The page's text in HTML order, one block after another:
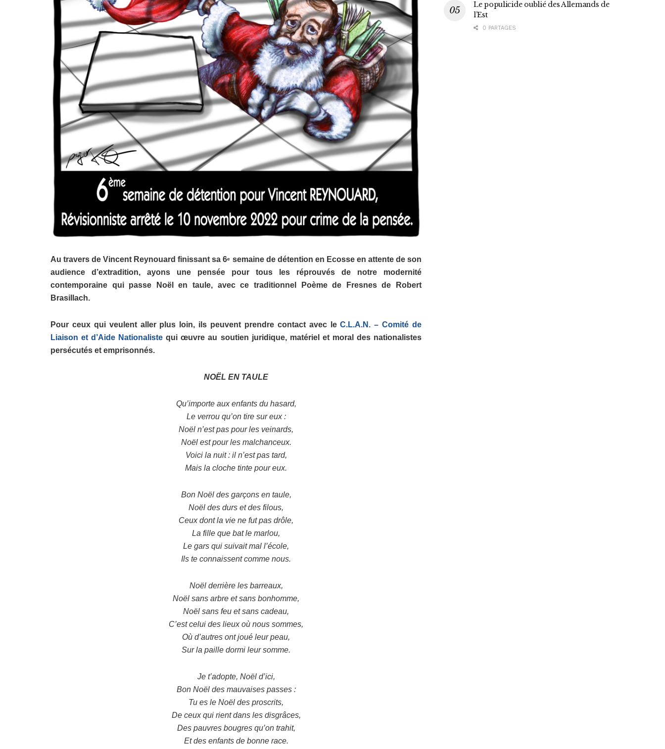
Au travers de Vincent Reynouard finissant sa 6e semaine de détention en Ecosse en attente de son
audience d’extradition, ayons une pensée pour tous les réprouvés de notre modernité
contemporaine qui passe Noël en taule, avec ce traditionnel Poème de Fresnes de Robert
Brasillach.
Pour ceux qui veulent aller plus loin, ils peuvent prendre contact avec leC.L.A.N. – Comité de
Liaison et d’Aide Nationaliste qui œuvre au soutien juridique, matériel et moral des nationalistes
persécutés et emprisonnés.
NOËL EN TAULE
Qu’importe aux enfants du hasard,
Le verrou qu’on tire sur eux :
Noël n’est pas pour les veinards,
Noël est pour les malchanceux.
Voici la nuit : il n’est pas tard,
Mais la cloche tinte pour eux.
Bon Noël des garçons en taule,
Noël des durs et des filous,
Ceux dont la vie ne fut pas drôle,
La fille que bat le marlou,
Le gars qui suivait mal l’école,
Ils te connaissent comme nous.
Noël derrière les barreaux,
Noël sans arbre et sans bonhomme,
Noël sans feu et sans cadeau,
C’est celui des lieux où nous sommes,
Où d’autres ont joué leur peau,
Sur la paille dormi leur somme.
Je t’adopte, Noël d’ici,
Bon Noël des mauvaises passes :
Tu es le Noël des proscrits,
De ceux qui rient dans les disgrâces,
Des pauvres bougres qu’on trahit,
Et des enfants de bonne race.
Le populicide oublié des Allemands de
l’Est
0 PARTAGES